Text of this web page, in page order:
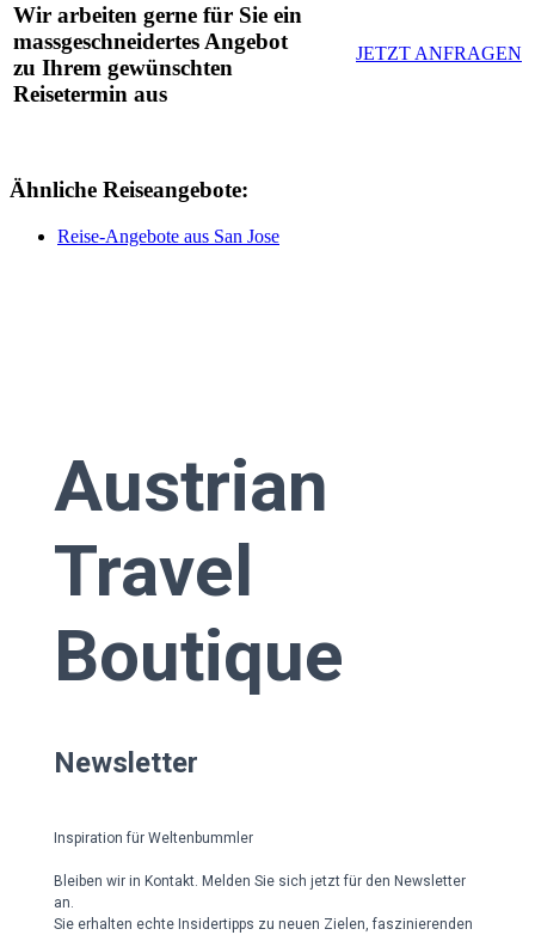
Wir arbeiten gerne für Sie ein
massgeschneidertes Angebot
zu Ihrem gewünschten
Reisetermin aus
JETZT ANFRAGEN
Ähnliche Reiseangebote:
Reise-Angebote aus San Jose
Austrian
Travel
Boutique
Newsletter
Inspiration für Weltenbummler
Bleiben wir in Kontakt. Melden Sie sich jetzt für den Newsletter
an.
Sie erhalten echte Insidertipps zu neuen Zielen, faszinierenden